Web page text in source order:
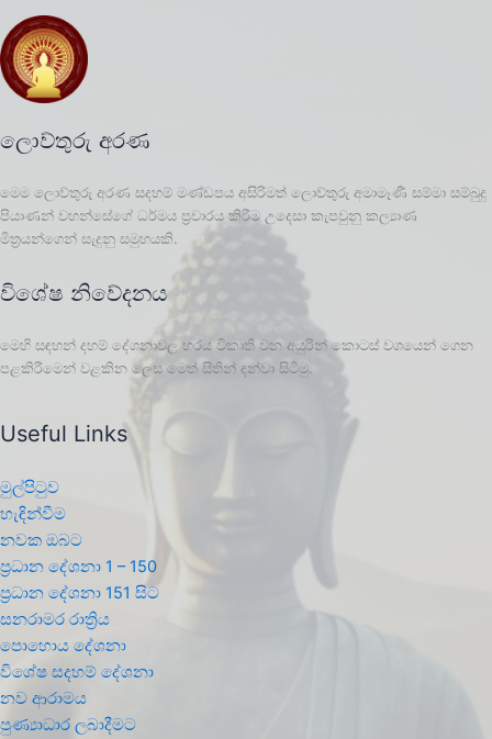
ලොව්තුරු අරණ
මෙම ලොව්තුරු අරණ සදහම් මණ්ඩපය අසිරිමත් ලොව්තුරු අමාමෑණී සම්මා සම්බුදු
පියාණන් වහන්සේගේ ධර්මය ප්‍රචාරය කිරීම උදෙසා කැපවුනු කල්‍යාණ
මිත්‍රයන්ගෙන් සැදුනු සමුහයකි.
විශේෂ නිවේදනය
මෙහි සඳහන් දහම් දේශනාවල හරය විකෘති වන අයුරින් කොටස් වශයෙන් ගෙන
පළකිරීමෙන් වළකින ලෙස මෙත් සිතින් දන්වා සිටිමු.
Useful Links
මුල්පිටුව
හැඳින්වීම
නවක ඔබට
ප්‍රධාන දේශනා 1 – 150
ප්‍රධාන දේශනා 151 සිට
සනරාමර රාත්‍රිය
පොහොය දේශනා
විශේෂ සදහම් දේශනා
නව ආරාමය
පුණ්‍යාධාර ලබාදීමට